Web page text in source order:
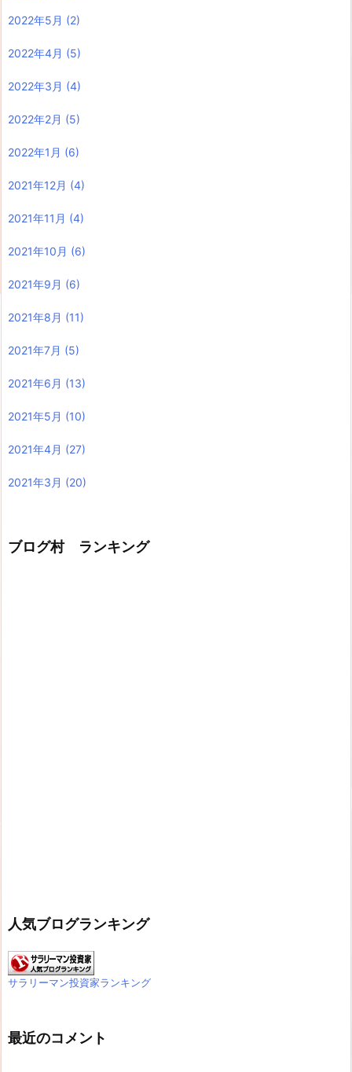
2022年5月 (2)
2022年4月 (5)
2022年3月 (4)
2022年2月 (5)
2022年1月 (6)
2021年12月 (4)
2021年11月 (4)
2021年10月 (6)
2021年9月 (6)
2021年8月 (11)
2021年7月 (5)
2021年6月 (13)
2021年5月 (10)
2021年4月 (27)
2021年3月 (20)
ブログ村 ランキング
人気ブログランキング
サラリーマン投資家ランキング
最近のコメント